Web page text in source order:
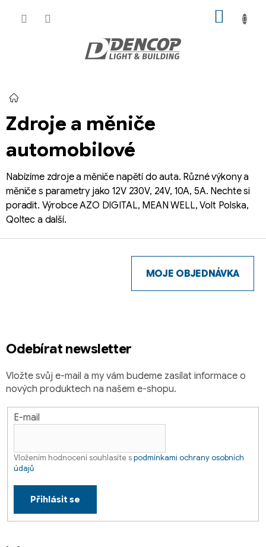
Domů
Zdroje a měniče
automobilové
Nabízíme zdroje a měniče napětí do auta. Různé výkony a
měniče s parametry jako 12V 230V, 24V, 10A, 5A. Nechte si
poradit. Výrobce AZO DIGITAL, MEAN WELL, Volt Polska,
Qoltec a další.
Odebírat newsletter
Vložte svůj e-mail a my vám budeme zasílat informace o
nových produktech na našem e-shopu.
E-mail
Vložením hodnocení souhlasíte spodmínkami ochrany osobních
údajů
Přihlásit se
MOJE OBJEDNÁVKA